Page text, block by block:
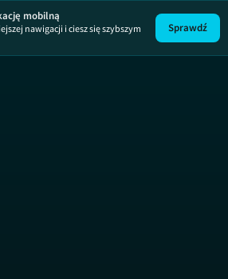
Łowcy
mobilną
nawigacji i ciesz się szybszym
Sprawdź